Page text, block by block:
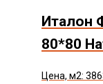
Италон
80*80
Цена, м2: